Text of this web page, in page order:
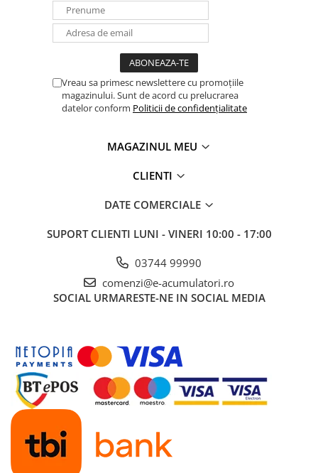
Vreau sa primesc newslettere cu promoțiile
magazinului. Sunt de acord cu prelucrarea
datelor conform Politicii de confidențialitate
MAGAZINUL MEU
CLIENTI
DATE COMERCIALE
SUPORT CLIENTI LUNI - VINERI 10:00 - 17:00
03744 99990
comenzi@e-acumulatori.ro
SOCIAL URMARESTE-NE IN SOCIAL MEDIA